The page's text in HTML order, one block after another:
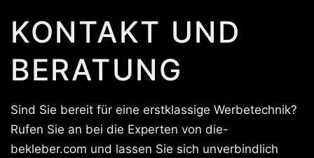
KONTAKT UND
BERATUNG
Sind Sie bereit für eine erstklassige Werbetechnik?
Rufen Sie an bei die Experten von die-
bekleber.com und lassen Sie sich unverbindlich